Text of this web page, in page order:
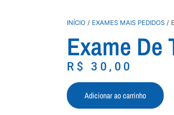
INÍCIO / EXAMES MAIS PEDIDOS /
Exame De
R$ 30,00
Adicionar ao carrinho